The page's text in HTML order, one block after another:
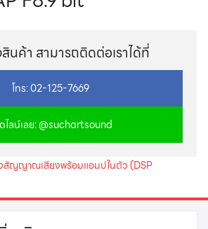
นค้า สามารถติดต่อเราได้ที่
โทร: 02-125-7669
ไลน์เลย: @suchartsound
สัญญาณเสียงพร้อมแอมปในตัว (DSP